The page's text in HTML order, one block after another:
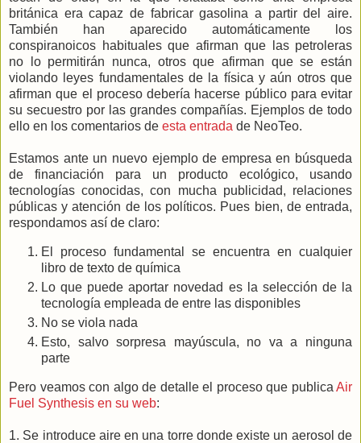
británica era capaz de fabricar gasolina a partir del aire.
También han aparecido automáticamente los
conspiranoicos habituales que afirman que las petroleras
no lo permitirán nunca, otros que afirman que se están
violando leyes fundamentales de la física y aún otros que
afirman que el proceso debería hacerse público para evitar
su secuestro por las grandes compañías. Ejemplos de todo
ello en los comentarios de esta entrada de NeoTeo.
Estamos ante un nuevo ejemplo de empresa en búsqueda
de financiación para un producto ecológico, usando
tecnologías conocidas, con mucha publicidad, relaciones
públicas y atención de los políticos. Pues bien, de entrada,
respondamos así de claro:
El proceso fundamental se encuentra en cualquier
libro de texto de química
Lo que puede aportar novedad es la selección de la
tecnología empleada de entre las disponibles
No se viola nada
Esto, salvo sorpresa mayúscula, no va a ninguna
parte
Pero veamos con algo de detalle el proceso que publica Air
Fuel Synthesis en su web:
1. Se introduce aire en una torre donde existe un aerosol de